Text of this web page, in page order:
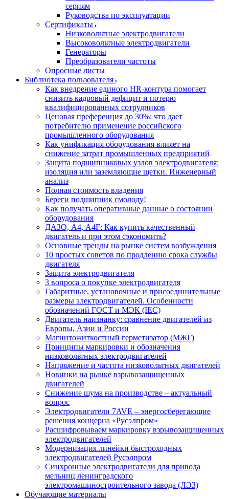
сериям
Руководства по эксплуатации
Сертификаты
Низковольтные электродвигатели
Высоковольтные электродвигатели
Генераторы
Преобразователи частоты
Опросные листы
Библиотека пользователя
Как внедрение единого HR-контура помогает
снизить кадровый дефицит и потерю
квалифицированных сотрудников
Ценовая преференция до 30%: что дает
потребителю применение российского
промышленного оборудования
Как унификация оборудования влияет на
снижение затрат промышленных предприятий
Защита подшипниковых узлов электродвигателя:
изоляция или заземляющие щетки. Инженерный
анализ
Полная стоимость владения
Береги подшипник смолоду!
Как получать оперативные данные о состоянии
оборудования
ДАЗО, А4, А4F: Как купить качественный
двигатель и при этом сэкономить?
Основные тренды на рынке систем возбуждения
10 простых советов по продлению срока службы
двигателя
Защита электродвигателя
3 вопроса о покупке электродвигателя
Габаритные, установочные и присоединительные
размеры электродвигателей. Особенности
обозначений ГОСТ и МЭК (IEC)
Двигатель наизнанку: сравнение двигателей из
Европы, Азии и России
Магнитожиткостный герметизатор (МЖГ)
Принципы маркировки и обозначения
низковольтных электродвигателей
Напряжение и частота низковольтных двигателей
Новинки на рынке взрывозащищенных
двигателей
Снижение шума на производстве – актуальный
вопрос
Электродвигатели 7AVE – энергосберегающие
решения концерна «Русэлпром»
Расшифровываем маркировку взрывозащищенных
электродвигателей
Модернизация линейки быстроходных
электродвигателей Русэлпром
Синхронные электродвигатели для привода
мельниц ленинградского
электромашиностроительного завода (ЛЭЗ)
Обучающие материалы